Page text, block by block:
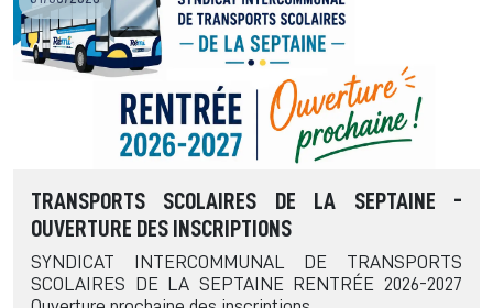
TRANSPORTS SCOLAIRES DE LA SEPTAINE -
OUVERTURE DES INSCRIPTIONS
SYNDICAT INTERCOMMUNAL DE TRANSPORTS
SCOLAIRES DE LA SEPTAINE RENTRÉE 2026-2027